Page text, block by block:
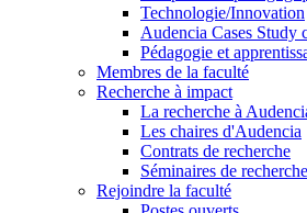
Technologie/Innovation
Audencia Cases Study
Pédagogie et
Membres de la faculté
Recherche à impact
La recherche à
Les chaires d'Audencia
Contrats de recherche
Séminaires de recherche
Rejoindre la faculté